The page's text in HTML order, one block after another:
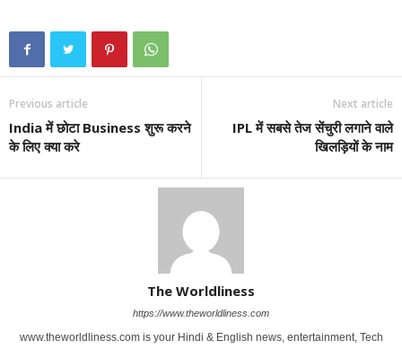
Previous article
India में छोटा Business शुरू करने
के लिए क्या करे
Next article
IPL में सबसे तेज सेंचुरी लगाने वाले
खिलड़ियों के नाम
The Worldliness
https://www.theworldliness.com
www.theworldliness.com is your Hindi & English news, entertainment, Tech